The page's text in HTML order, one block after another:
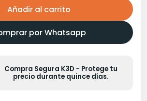
Añadir al carrito
por Whatsapp
Compra Segura K3D - Protege tu
precio durante quince días.